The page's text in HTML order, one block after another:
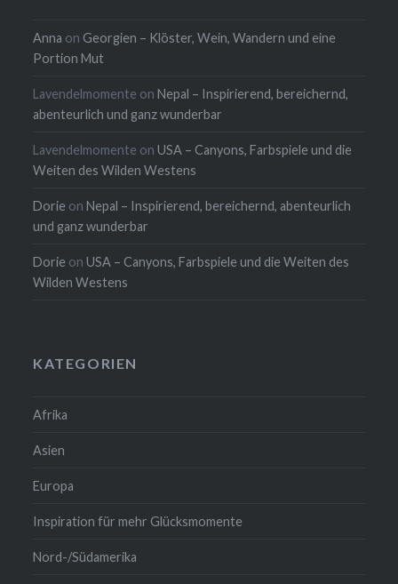
Anna on Georgien – Klöster, Wein, Wandern und eine
Portion Mut
Lavendelmomente onNepal – Inspirierend, bereichernd,
abenteurlich und ganz wunderbar
Lavendelmomente onUSA – Canyons, Farbspiele und die
Weiten des Wilden Westens
Dorie onNepal – Inspirierend, bereichernd, abenteurlich
und ganz wunderbar
Dorie onUSA – Canyons, Farbspiele und die Weiten des
Wilden Westens
KATEGORIEN
Afrika
Asien
Europa
Inspiration für mehr Glücksmomente
Nord-/Südamerika